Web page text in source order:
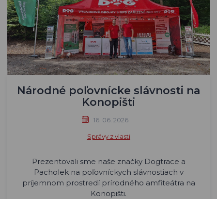
Národné poľovnícke slávnosti na
Konopišti
16. 06. 2026
Správy z vlasti
Prezentovali sme naše značky Dogtrace a
Pacholek na poľovníckych slávnostiach v
príjemnom prostredí prírodného amfiteátra na
Konopišti.